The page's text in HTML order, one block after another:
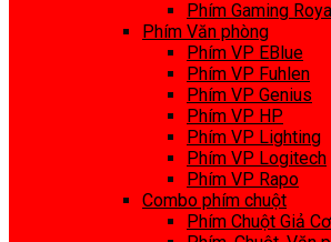
Phím Gaming
Phím Văn phòng
Phím VP EBlue
Phím VP Fuhlen
Phím VP Genius
Phím VP HP
Phím VP Lighting
Phím VP Logitech
Phím VP Rapo
Combo phím chuột
Phím Chuột Giả Cơ